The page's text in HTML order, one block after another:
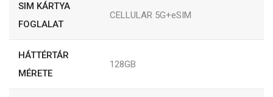
SIM KÁRTYA
FOGLALAT
CELLULAR 5G+eSIM
HÁTTÉRTÁR
MÉRETE
128GB